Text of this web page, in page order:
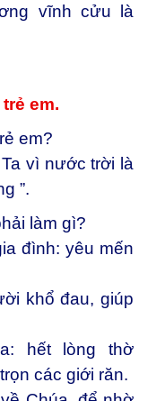
vĩnh cửu là
em.
em?
vì nước trời là
”.
làm gì?
đình: yêu mến
khổ đau, giúp
hết lòng thờ
các giới răn.